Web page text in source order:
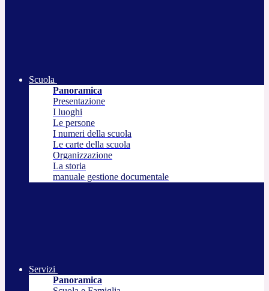
Scuola
Panoramica
Presentazione
I luoghi
Le persone
I numeri della scuola
Le carte della scuola
Organizzazione
La storia
manuale gestione documentale
Servizi
Panoramica